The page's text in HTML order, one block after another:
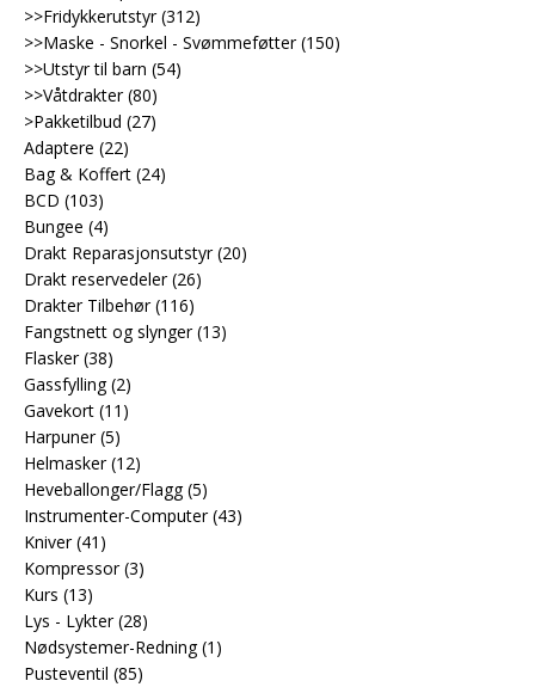
>>Fridykkerutstyr (312)
>>Maske - Snorkel - Svømmeføtter (150)
>>Utstyr til barn (54)
>>Våtdrakter (80)
>Pakketilbud (27)
Adaptere (22)
Bag & Koffert (24)
BCD (103)
Bungee (4)
Drakt Reparasjonsutstyr (20)
Drakt reservedeler (26)
Drakter Tilbehør (116)
Fangstnett og slynger (13)
Flasker (38)
Gassfylling (2)
Gavekort (11)
Harpuner (5)
Helmasker (12)
Heveballonger/Flagg (5)
Instrumenter-Computer (43)
Kniver (41)
Kompressor (3)
Kurs (13)
Lys - Lykter (28)
Nødsystemer-Redning (1)
Pusteventil (85)